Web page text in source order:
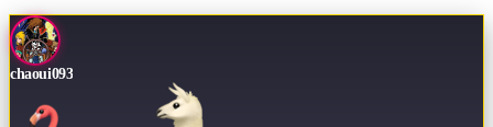
chaoui093